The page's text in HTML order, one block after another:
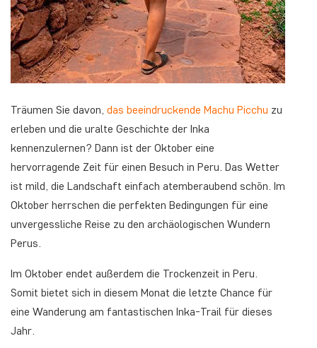
Träumen Sie davon, das beeindruckende Machu Picchu zu
erleben und die uralte Geschichte der Inka
kennenzulernen? Dann ist der Oktober eine
hervorragende Zeit für einen Besuch in Peru. Das Wetter
ist mild, die Landschaft einfach atemberaubend schön. Im
Oktober herrschen die perfekten Bedingungen für eine
unvergessliche Reise zu den archäologischen Wundern
Perus.
Im Oktober endet außerdem die Trockenzeit in Peru.
Somit bietet sich in diesem Monat die letzte Chance für
eine Wanderung am fantastischen Inka-Trail für dieses
Jahr.